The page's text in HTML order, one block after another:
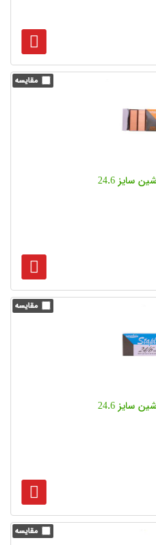
سایز 24.6
سایز 24.6